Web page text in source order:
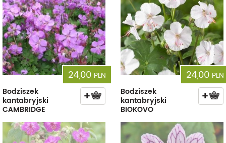
24,00 PLN
Bodziszek
kantabryjski
CAMBRIDGE
24,00 PLN
Bodziszek
kantabryjski
BIOKOVO